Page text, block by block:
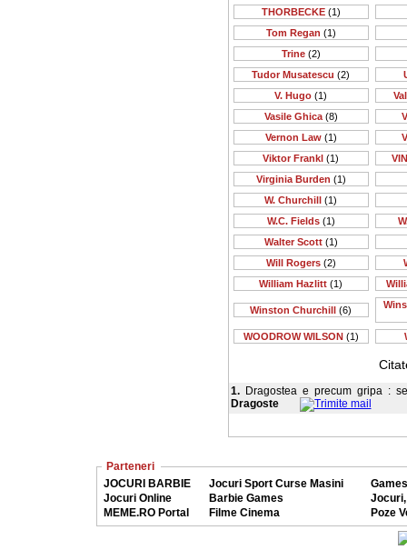
THORBECKE(1)
Tom Regan (1)
Trine(2)
Tudor Musatescu (2)
V. Hugo (1)
Vasile Ghica(8)
Vernon Law(1)
Viktor Frankl (1)
Virginia Burden (1)
W. Churchill (1)
W.C. Fields(1)
Walter Scott(1)
Will Rogers(2)
William Hazlitt (1)
Winston Churchill (6)
WOODROW WILSON(1)
1.Dragostea e precum gripa :
Dragoste
Parteneri
JOCURI BARBIE
Jocuri Sport Curse Masini
Jocuri Online
Barbie Games
MEME.RO Portal
Filme Cinema Poze